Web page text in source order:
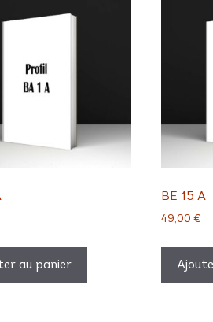
au panier
BE 15 A
49,00€